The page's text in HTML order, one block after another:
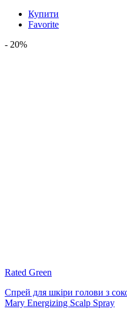
Купити
Favorite
- 20%
Rated Green
Спрей для шкіри голови з
Mary Energizing Scalp Spray